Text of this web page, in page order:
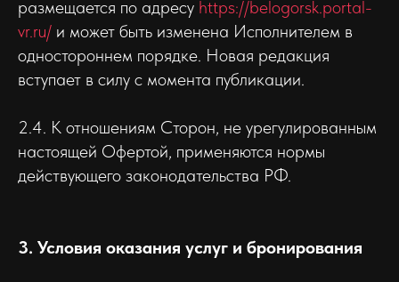
размещается по адресу https://belogorsk.portal-
vr.ru/ и может быть изменена Исполнителем в
одностороннем порядке. Новая редакция
вступает в силу с момента публикации.
2.4. К отношениям Сторон, не урегулированным
настоящей Офертой, применяются нормы
действующего законодательства РФ.
3. Условия оказания услуг и бронирования